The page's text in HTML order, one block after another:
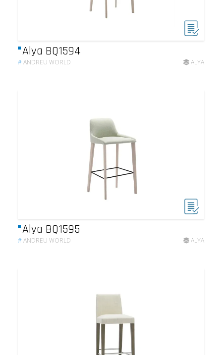
Alya BQ1594
#ANDREU WORLD ALYA
Alya BQ1595
#ANDREU WORLD ALYA